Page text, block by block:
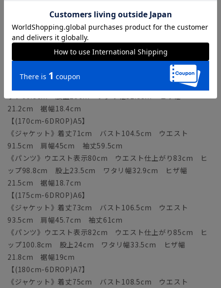
《パンツ》ウエスト表示76cm ウエスト仕上がり79cm ヒ
ップ94.8cm 股上22.5cm ワタリ幅31.7cm ヒザ幅
20.9cm 裾幅18.1cm
【(165cm-6DROP)A4】
《ジャケット》着丈69cm バスト102.5cm ウエスト
89.5cm 肩幅44.3cm 袖丈58cm
《パンツ》ウエスト表示78cm ウエスト仕上がり81cm ヒ
21.2cm 裾幅18.4cm
【(170cm-6DROP)A5】
《ジャケット》着丈71cm バスト104.5cm ウエスト
91.5cm 肩幅45cm 袖丈59.5cm
《パンツ》ウエスト表示80cm ウエスト仕上がり83cm ヒ
ップ98.8cm 股上23.5cm ワタリ幅32.9cm ヒザ幅
21.5cm 裾幅18.7cm
【(175cm-6DROP)A6】
《ジャケット》着丈73cm バスト106.5cm ウエスト
93.5cm 肩幅45.7cm 袖丈61cm
《パンツ》ウエスト表示82cm ウエスト仕上がり85cm ヒ
ップ100.8cm 股上24cm ワタリ幅33.5cm ヒザ幅
21.8cm 裾幅19cm
【(180cm-6DROP)A7】
《ジャケット》着丈75cm バスト108.5cm ウエスト